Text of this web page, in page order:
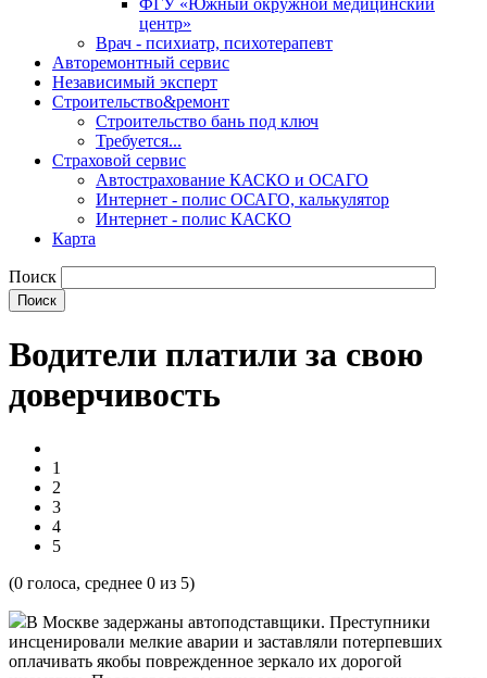
центр»
Врач - психиатр, психотерапевт
Авторемонтный сервис
Независимый эксперт
Строительство&ремонт
Строительство бань под ключ
Требуется...
Страховой сервис
Автострахование КАСКО и ОСАГО
Интернет - полис ОСАГО, калькулятор
Интернет - полис КАСКО
Карта
Поиск
Водители платили за свою
доверчивость
1
2
3
4
5
(0 голоса, среднее 0 из 5)
В Москве задержаны автоподставщики. Преступники
инсценировали мелкие аварии и заставляли потерпевших
оплачивать якобы поврежденное зеркало их дорогой